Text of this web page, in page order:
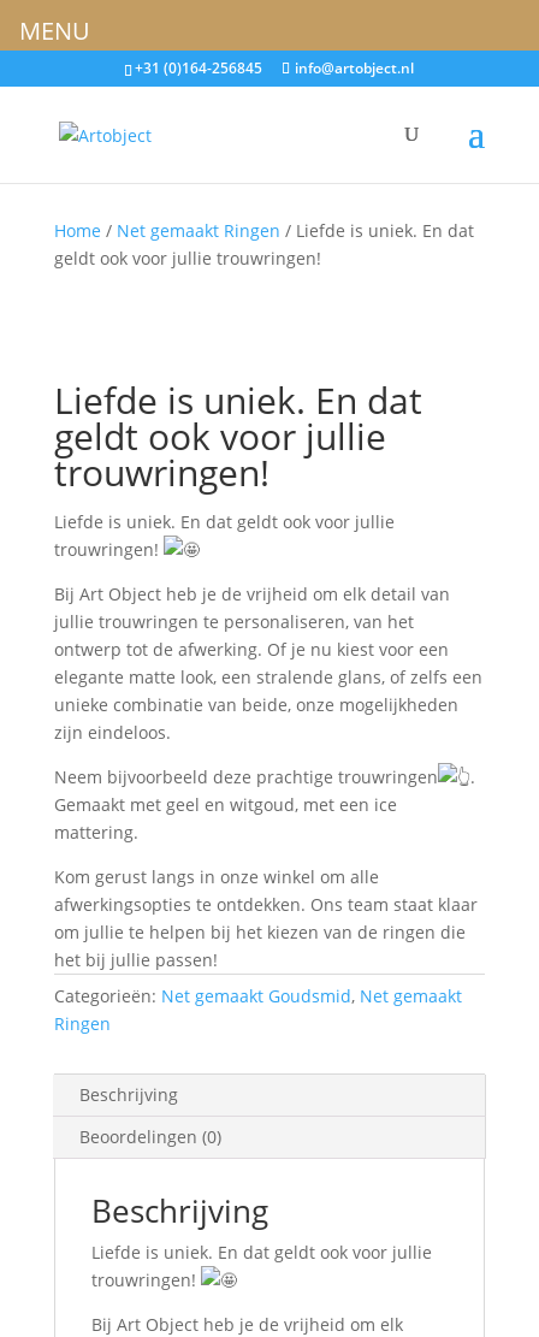
+31 (0)164-256845 info@artobject.nl
Home / Net gemaakt Ringen / Liefde is uniek. En dat
geldt ook voor jullie trouwringen!
Liefde is uniek. En dat
geldt ook voor jullie
trouwringen!
Liefde is uniek. En dat geldt ook voor jullie
trouwringen!
Bij Art Object heb je de vrijheid om elk detail van
jullie trouwringen te personaliseren, van het
ontwerp tot de afwerking. Of je nu kiest voor een
elegante matte look, een stralende glans, of zelfs een
unieke combinatie van beide, onze mogelijkheden
zijn eindeloos.
Neem bijvoorbeeld deze prachtige trouwringen
.
Gemaakt met geel en witgoud, met een ice
mattering.
Kom gerust langs in onze winkel om alle
afwerkingsopties te ontdekken. Ons team staat klaar
om jullie te helpen bij het kiezen van de ringen die
het bij jullie passen!
Categorieën: Net gemaakt Goudsmid, Net gemaakt
Ringen
Beschrijving
Beoordelingen (0)
Beschrijving
Liefde is uniek. En dat geldt ook voor jullie
trouwringen!
Bij Art Object heb je de vrijheid om elk
MENU